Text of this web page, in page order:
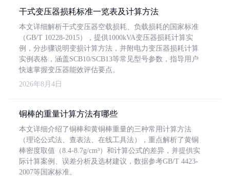
干式变压器损耗标准一览表及计算方法
本文详细解析干式变压器空载损耗、负载损耗的国家标准
（GB/T 10228-2015），提供1000kVA变压器损耗计算实
例，分步骤说明变损计算方法，并附电力变压器损耗计算
实例表格，涵盖SCB10/SCB13等常见型号参数，指导用户
快速掌握变压器能效评估要点。
2026年8月4日
铜棒的重量计算方法有哪些
本文详细介绍了铜棒和黄铜棒重量的三种常用计算方法
（理论公式法、查表法、在线工具法），重点解析了黄铜
棒密度取值（8.4-8.7g/cm³）和计算公式的差异，并提供实
际计算案例、误差分析及选材建议，数据参考GB/T 4423-
2007等国家标准。